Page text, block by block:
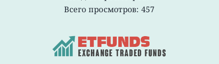
Всего просмотров: 457